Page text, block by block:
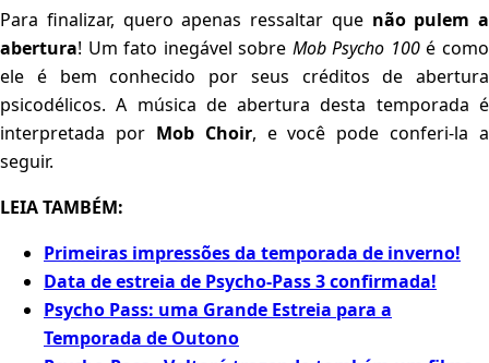
Para finalizar, quero apenas ressaltar que não pulem a
abertura! Um fato inegável sobre Mob Psycho 100é como
ele é bem conhecido por seus créditos de abertura
psicodélicos. A música de abertura desta temporada é
interpretada por Mob Choir, e você pode conferi-la a
seguir.
LEIA TAMBÉM:
Primeiras impressões da temporada de inverno!
Data de estreia de Psycho-Pass 3 confirmada!
Psycho Pass: uma Grande Estreia para a
Temporada de Outono